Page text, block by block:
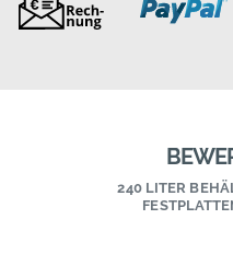
240 LITER